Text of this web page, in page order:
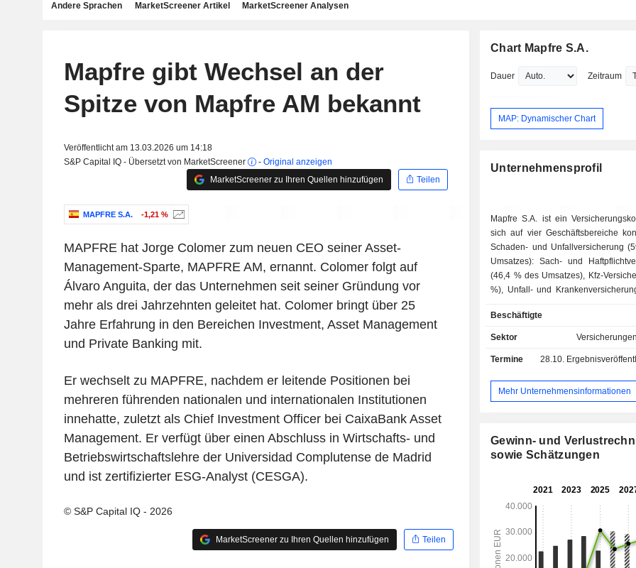
Andere Sprachen MarketScreener Artikel MarketScreener Analysen
Mapfre gibt Wechsel an der
Spitze von Mapfre AM bekannt
Veröffentlicht am 13.03.2026 um 14:18
S&P Capital IQ - Übersetzt von MarketScreener
- Original anzeigen
MarketScreener zu Ihren Quellen hinzufügen
Teilen
MAPFRE S.A. -1,21 %
MAPFRE hat Jorge Colomer zum neuen CEO seiner Asset-
Management-Sparte, MAPFRE AM, ernannt. Colomer folgt auf
Álvaro Anguita, der das Unternehmen seit seiner Gründung vor
mehr als drei Jahrzehnten geleitet hat. Colomer bringt über 25
Jahre Erfahrung in den Bereichen Investment, Asset Management
und Private Banking mit.
Er wechselt zu MAPFRE, nachdem er leitende Positionen bei
mehreren führenden nationalen und internationalen Institutionen
innehatte, zuletzt als Chief Investment Officer bei CaixaBank Asset
Management. Er verfügt über einen Abschluss in Wirtschafts- und
Betriebswirtschaftslehre der Universidad Complutense de Madrid
und ist zertifizierter ESG-Analyst (CESGA).
© S&P Capital IQ - 2026
MarketScreener zu Ihren Quellen hinzufügen Teilen
Chart Mapfre S.A.
Dauer Zeitraum
MAP: Dynamischer Chart
Unternehmensprofil
Mapfre S.A. ist ein
sich auf vier Geschäftsbereiche
Schaden- und Unfallversicherung
Umsatzes): Sach- und
(46,4 % des Umsatzes), Kfz-
%), Unfall- und
(12,7 %); - Schadenrückversicherung (26,3 %); -
Lebensrückversicherung (1,9 %). Ende 2025
Geschäftsstellen und 84.774
Beschäftigte
Sektor
Termine 28.10.
Mehr Unternehmensinformationen
Gewinn- und
sowie Schätzungen